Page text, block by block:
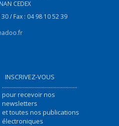
CEDEX
/ Fax : 04 98 10 52 39
INSCRIVEZ-VOUS
...................................................
pour recevoir nos
newsletters
et toutes nos publications
électroniques